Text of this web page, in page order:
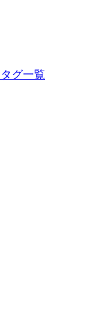
タグ一覧